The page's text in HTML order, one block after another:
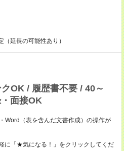
延長の可能性あり）
OK / 履歴書不要 / 40～
面接OK
Word（表を含んだ文書作成）の操作が
に「★気になる！」をクリックしてくだ